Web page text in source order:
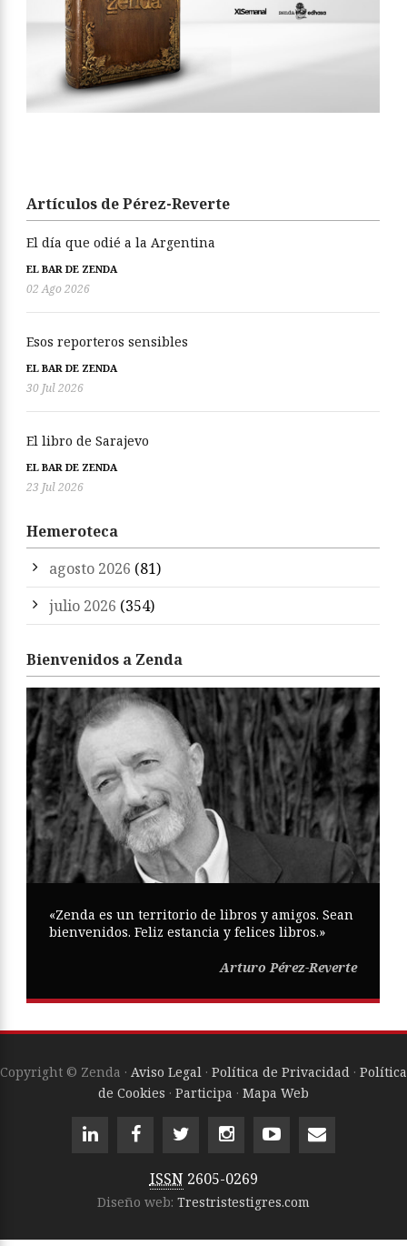
Artículos de Pérez-Reverte
El día que odié a la Argentina
EL BAR DE ZENDA
02 Ago 2026
Esos reporteros sensibles
EL BAR DE ZENDA
30 Jul 2026
El libro de Sarajevo
EL BAR DE ZENDA
23 Jul 2026
Hemeroteca
agosto 2026 (81)
julio 2026 (354)
Bienvenidos a Zenda
«Zenda es un territorio de libros y amigos. Sean
bienvenidos. Feliz estancia y felices libros.»
Arturo Pérez-Reverte
Copyright © Zenda · Aviso Legal · Política de Privacidad · Política
de Cookies · Participa · Mapa Web
ISSN 2605-0269
Diseño web: Trestristestigres.com